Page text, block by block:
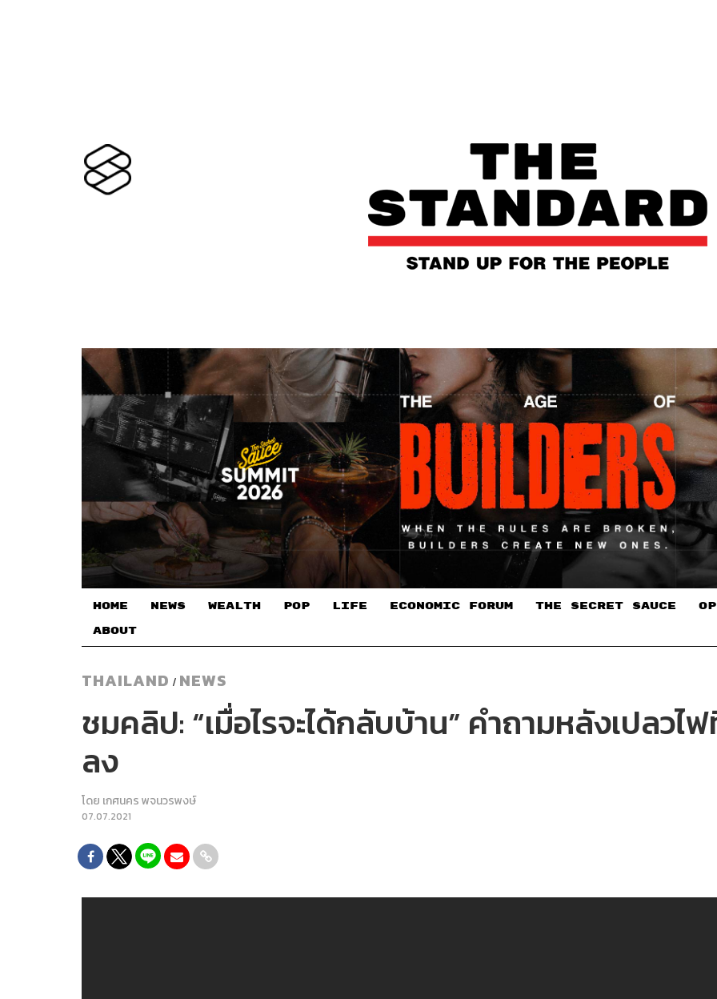
HOME NEWS WEALTH POP LIFE ECONOMIC FORUM THE SECRET SAUCE​
ABOUT
THAILAND / NEWS
ชมคลิป: “เมื่อไรจะได้กลับบ้าน” คำถามหลังเปลวไ
ลง
โดย เกศนคร พจนวรพงษ์
07.07.2021